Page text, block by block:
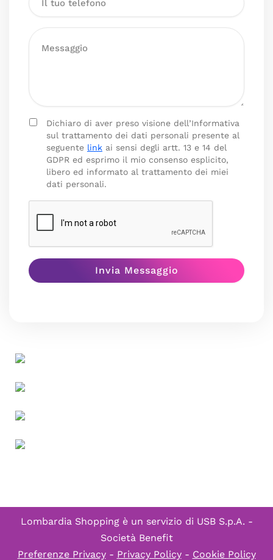
Dichiaro di aver preso visione dell’Informativa
sul trattamento dei dati personali presente al
seguente link ai sensi degli artt. 13 e 14 del
GDPR ed esprimo il mio consenso esplicito,
libero ed informato al trattamento dei miei
dati personali.
Lombardia Shopping è un servizio di USB S.p.A. -
Società Benefit
Preferenze Privacy- Privacy Policy- Cookie Policy